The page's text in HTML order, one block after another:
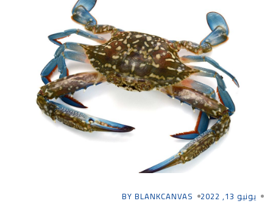
يونيو 13, 2022 BY BLANKCANVAS